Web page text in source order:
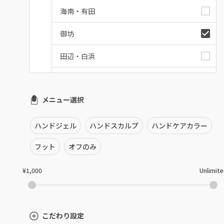
海南・有田
御坊
田辺・白浜
和歌山県その他
メニュー選択
ハンドジェル ハンドスカルプ ハンドケアカラー
フット オフのみ
¥1,000
こだわり設定